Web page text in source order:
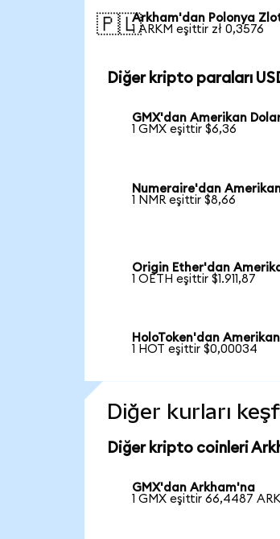
🇵🇱Arkham'dan Polonya
1 ARKM eşittir zł 0,3576
Diğer kripto paraları
GMX'dan Amerikan
1 GMX eşittir $6,36
Numeraire'dan
1 NMR eşittir $8,66
Origin Ether'dan
1 OETH eşittir $1.911,87
HoloToken'dan
1 HOT eşittir $0,00034
Diğer kurları
Diğer kripto coinleri
GMX'dan Arkham'na
1 GMX eşittir 66,4487